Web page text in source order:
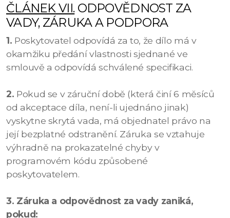
ČLÁNEK VII.ODPOVĚDNOST ZA
VADY, ZÁRUKA A PODPORA
1. Poskytovatel odpovídá za to, že dílo má v
okamžiku předání vlastnosti sjednané ve
smlouvě a odpovídá schválené specifikaci.
2. Pokud se v záruční době (která činí 6 měsíců
od akceptace díla, není-li ujednáno jinak)
vyskytne skrytá vada, má objednatel právo na
její bezplatné odstranění. Záruka se vztahuje
výhradně na prokazatelné chyby v
programovém kódu způsobené
poskytovatelem.
3. Záruka a odpovědnost za vady zaniká,
pokud: